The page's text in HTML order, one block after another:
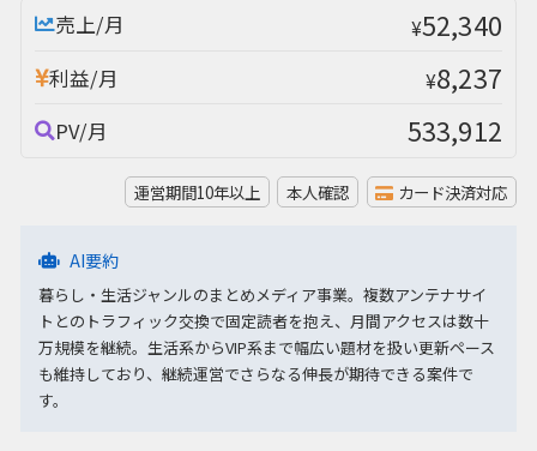
売上/月 ¥52,340
利益/月 ¥8,237
PV/月 533,912
運営期間10年以上 本人確認 カード決済対応
AI要約
暮らし・生活ジャンルのまとめメディア事業。複数アンテナサイ
トとのトラフィック交換で固定読者を抱え、月間アクセスは数十
万規模を継続。生活系からVIP系まで幅広い題材を扱い更新ペース
も維持しており、継続運営でさらなる伸長が期待できる案件で
す。